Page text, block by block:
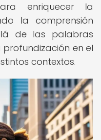
enriquecer la
la comprensión
de las palabras
en el
contextos.